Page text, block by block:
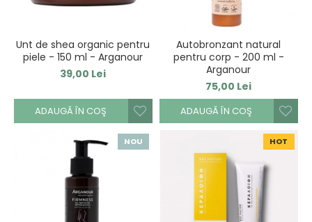
Unt de shea organic pentru
piele - 150 ml - Arganour
39,00 Lei
ADAUGĂ ÎN COŞ
Autobronzant natural
pentru corp - 200 ml -
Arganour
75,00 Lei
ADAUGĂ ÎN COŞ
NOU HOT